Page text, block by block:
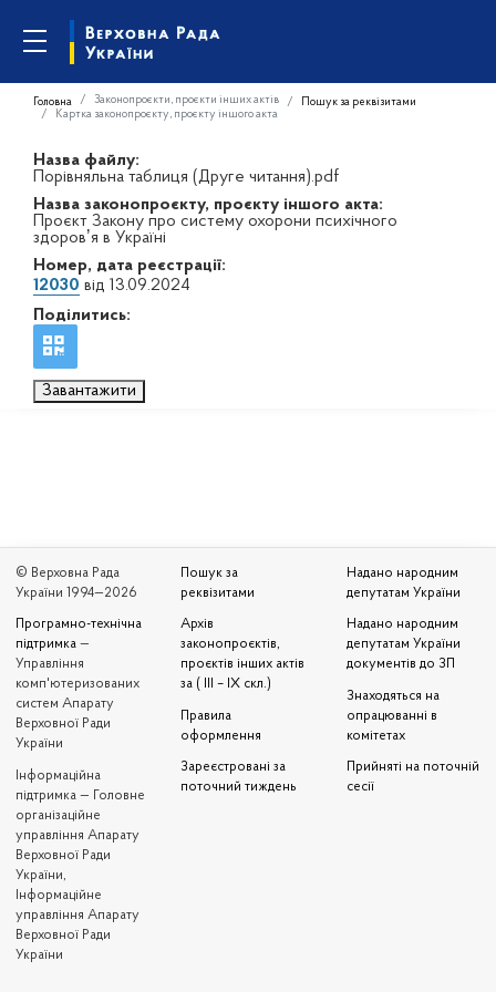
Головна Законопроєкти, проєкти інших актів
Пошук за реквізитами
Картка законопроєкту, проєкту іншого акта
Назва файлу:
Порівняльна таблиця (Друге читання).pdf
Назва законопроєкту, проєкту іншого акта:
Проєкт Закону про систему охорони психічного
здоровʼя в Україні
Номер, дата реєстрації:
12030 від 13.09.2024
Поділитись:
Завантажити
© Верховна Рада
України 1994—2026
Програмно-технічна
підтримка —
Управління
комп'ютеризованих
систем Апарату
Верховної Ради
України
Iнформаційна
підтримка — Головне
організаційне
управління Апарату
Верховної Ради
України,
Інформаційне
управління Апарату
Верховної Ради
України
Пошук за
реквізитами
Архів
законопроєктів,
проєктів інших актів
за ( III – IX скл.)
Правила
оформлення
Зареєстровані за
поточний тиждень
Надано народним
депутатам України
Надано народним
депутатам України
документів до ЗП
Знаходяться на
опрацюванні в
комітетах
Прийняті на поточній
сесії